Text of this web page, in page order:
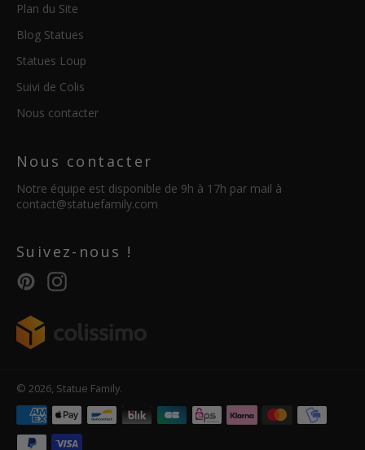
Plan du Site
Blog Statues
Statues Loup
Suivi de Colis
Nous contacter
Nous contacter
Notre équipe est disponible de 9h à 17h par mail à
contact@statuefamily.com
Suivez-nous !
Pinterest
© 2026, Statue Family.
Méthodes
de
paiement